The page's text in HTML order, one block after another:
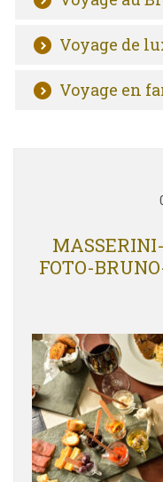
Voyage de
Voyage en
FOTO-